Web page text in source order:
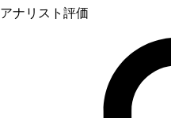
アナリスト評価